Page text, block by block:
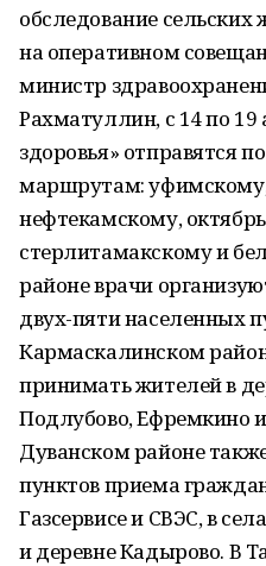
обследование сельских
на оперативном
министр
Рахматуллин, с 14 по 19
здоровья» отправятся
маршрутам:
нефтекамскому,
стерлитамакскому и
районе врачи
двух-пяти населенных
Кармаскалинском
принимать жителей в
Подлубово, Ефремкино
Дуванском районе
пунктов приема
Газсервисе и СВЭС, в
и деревне Кадырово. В